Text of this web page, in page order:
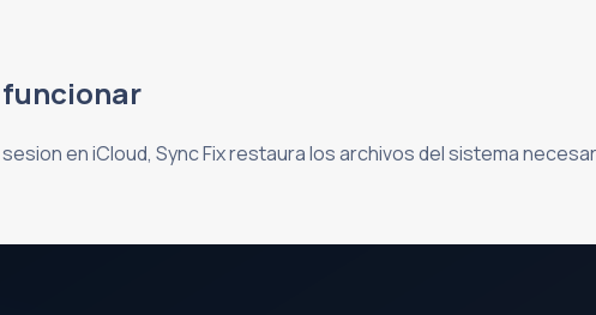
funcionar
en iCloud, Sync Fix restaura los archivos del sistema